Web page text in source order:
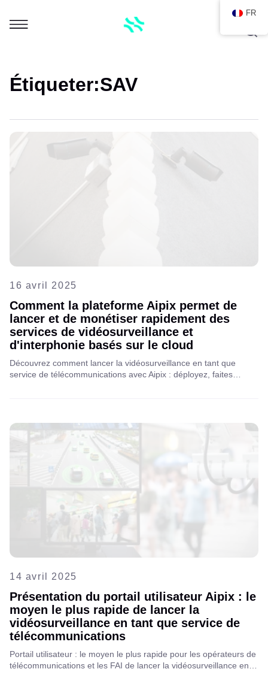
Étiqueter:SAV
16 avril 2025
Comment la plateforme Aipix permet de
lancer et de monétiser rapidement des
services de vidéosurveillance et
d'interphonie basés sur le cloud
Découvrez comment lancer la vidéosurveillance en tant que
service de télécommunications avec Aipix : déployez, faites
14 avril 2025
Présentation du portail utilisateur Aipix : le
moyen le plus rapide de lancer la
vidéosurveillance en tant que service de
télécommunications
Portail utilisateur : le moyen le plus rapide pour les opérateurs de
télécommunications et les FAI de lancer la vidéosurveillance en
FR